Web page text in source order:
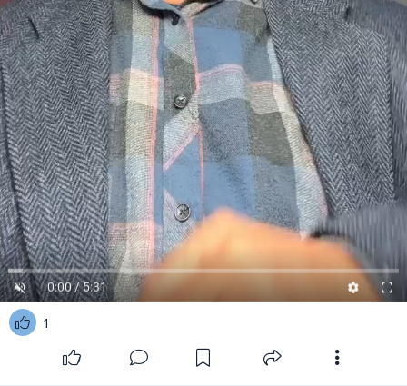
0:00 / 5:31
1